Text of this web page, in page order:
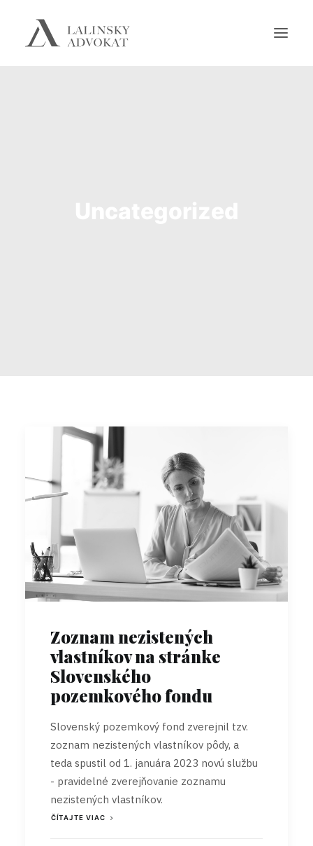
Zoznam nezistených
vlastníkov na stránke
Slovenského
pozemkového fondu
Slovenský pozemkový fond zverejnil tzv.
zoznam nezistených vlastníkov pôdy, a
teda spustil od 1. januára 2023 novú službu
- pravidelné zverejňovanie zoznamu
nezistených vlastníkov.
ČÍTAJTE VIAC